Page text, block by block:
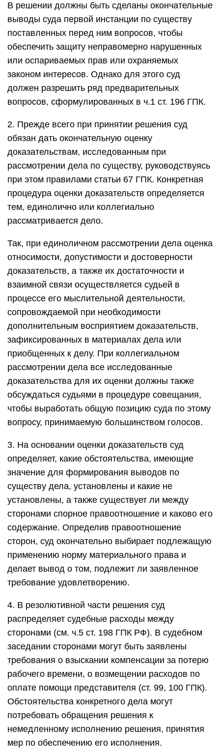
В решении должны быть сделаны окончательные
выводы суда первой инстанции по существу
поставленных перед ним вопросов, чтобы
обеспечить защиту неправомерно нарушенных
или оспариваемых прав или охраняемых
законом интересов. Однако для этого суд
должен разрешить ряд предварительных
вопросов, сформулированных в ч.1 ст. 196 ГПК.
2. Прежде всего при принятии решения суд
обязан дать окончательную оценку
доказательствам, исследованным при
рассмотрении дела по существу, руководствуясь
при этом правилами статьи 67 ГПК. Конкретная
процедура оценки доказательств определяется
тем, единолично или коллегиально
рассматривается дело.
Так, при единоличном рассмотрении дела оценка
относимости, допустимости и достоверности
доказательств, а также их достаточности и
взаимной связи осуществляется судьей в
процессе его мыслительной деятельности,
сопровождаемой при необходимости
дополнительным восприятием доказательств,
зафиксированных в материалах дела или
приобщенных к делу. При коллегиальном
рассмотрении дела все исследованные
доказательства для их оценки должны также
обсуждаться судьями в процедуре совещания,
чтобы выработать общую позицию суда по этому
вопросу, принимаемую большинством голосов.
3. На основании оценки доказательств суд
определяет, какие обстоятельства, имеющие
значение для формирования выводов по
существу дела, установлены и какие не
установлены, а также существует ли между
сторонами спорное правоотношение и каково его
содержание. Определив правоотношение
сторон, суд окончательно выбирает подлежащую
применению норму материального права и
делает вывод о том, подлежит ли заявленное
требование удовлетворению.
4. В резолютивной части решения суд
распределяет судебные расходы между
сторонами (см. ч.5 ст. 198 ГПК РФ). В судебном
заседании сторонами могут быть заявлены
требования о взыскании компенсации за потерю
рабочего времени, о возмещении расходов по
оплате помощи представителя (ст. 99, 100 ГПК).
Обстоятельства конкретного дела могут
потребовать обращения решения к
немедленному исполнению решения, принятия
мер по обеспечению его исполнения.